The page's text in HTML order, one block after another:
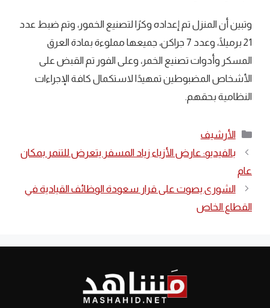
وتبين أن المنزل تم إعداده وكرًا لتصنيع الخمور، وتم ضبط عدد
21 برميلًا، وعدد 7 جراكن، جميعها مملوءة بمادة العرق
المسكر وأدوات تصنيع الخمر، وعلى الفور تم القبض على
الأشخاص المضبوطين تمهيدًا لاستكمال كافة الإجراءات
النظامية بحقهم.
التصنيفات
الأرشيف
بالفيديو: عارض الأزياء زياد المسفر يتعرض للتنمر بمكان
عام
الشورى يصوت على قرار سعودة الوظائف القيادية في
القطاع الخاص